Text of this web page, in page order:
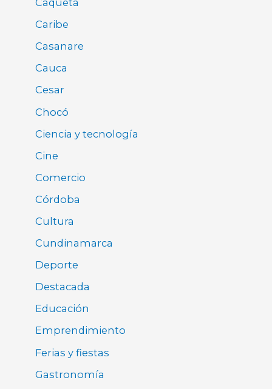
Caquetá
Caribe
Casanare
Cauca
Cesar
Chocó
Ciencia y tecnología
Cine
Comercio
Córdoba
Cultura
Cundinamarca
Deporte
Destacada
Educación
Emprendimiento
Ferias y fiestas
Gastronomía